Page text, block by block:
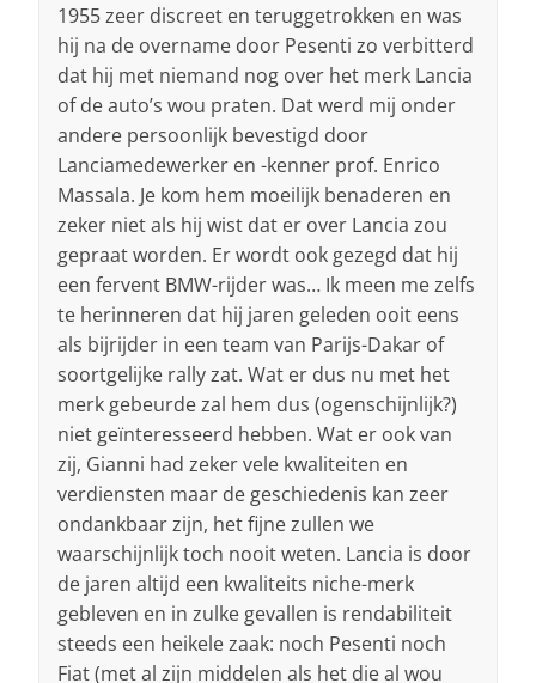
1955 zeer discreet en teruggetrokken en was
hij na de overname door Pesenti zo verbitterd
dat hij met niemand nog over het merk Lancia
of de auto’s wou praten. Dat werd mij onder
andere persoonlijk bevestigd door
Lanciamedewerker en -kenner prof. Enrico
Massala. Je kom hem moeilijk benaderen en
zeker niet als hij wist dat er over Lancia zou
gepraat worden. Er wordt ook gezegd dat hij
een fervent BMW-rijder was… Ik meen me zelfs
te herinneren dat hij jaren geleden ooit eens
als bijrijder in een team van Parijs-Dakar of
soortgelijke rally zat. Wat er dus nu met het
merk gebeurde zal hem dus (ogenschijnlijk?)
niet geïnteresseerd hebben. Wat er ook van
zij, Gianni had zeker vele kwaliteiten en
verdiensten maar de geschiedenis kan zeer
ondankbaar zijn, het fijne zullen we
waarschijnlijk toch nooit weten. Lancia is door
de jaren altijd een kwaliteits niche-merk
gebleven en in zulke gevallen is rendabiliteit
steeds een heikele zaak: noch Pesenti noch
Fiat (met al zijn middelen als het die al wou